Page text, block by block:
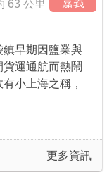
嘉義
63 公里
鎮早期因鹽業與
貨運通航而熱鬧
小上海之稱，
更多資訊